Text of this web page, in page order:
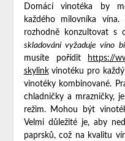
Domácí vinotéka by
každého milovníka
rozhodně konzultovat s
skladování vyžaduje víno
musíte pořídit
https://
skylinkvinotéku pro
vinotéky kombinované.
chladničky a mrazničky,
režim. Mohou být
Velmi důležité je, aby
paprsků, což na kvalitu